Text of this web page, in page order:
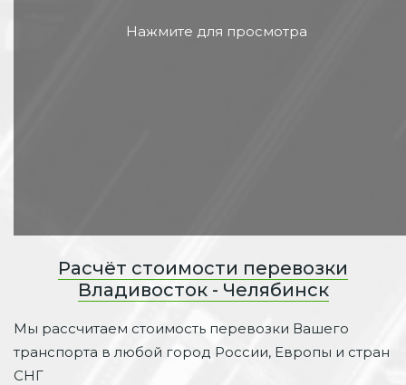
Расчёт стоимости перевозки
Владивосток - Челябинск
Мы рассчитаем стоимость перевозки Вашего
транспорта в любой город России, Европы и стран
СНГ